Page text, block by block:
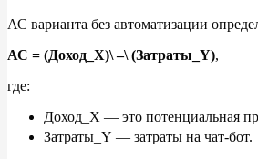
АС варианта без автоматизации
АС = (Доход X)\ ‒\ (Затраты Y),
где:
Доход_X — это потенциальная
Затраты_Y — затраты на чат-бот.